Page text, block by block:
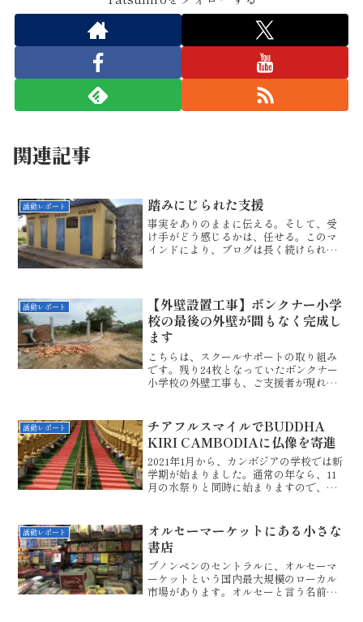
関連記事
活動レポート 踏みにじられた支援
事実をありのままに伝える。そして、受
け手がどう感じるかは、任せる。このマ
インドにより、ブログは長く続けられま
できたトイレの記念碑に貼...
活動レポート
【外壁設置工事】ボンクナー小学
校の最後の外壁が間もなく完成し
ます
こちらは、スクールサポートの取り組み
です。残り24枚となっていたボンクナー
小学校の外壁工事も、ご支援者が現れ、
連日ブロック塀を手作業で積み上げてい
ます。なぜ、外壁が必要...
活動レポート
チアフルスマイルでBUDDHA
KIRI CAMBODIAに仏像を寄進
2021年1月から、カンボジアの学校では新
学期が始まりました。通常の年なら、11
月の水祭りと同時に始まりますので、約2
教育省の指導の下、新型コロナウィルス
への対策、マス...
活動レポート
オルセーマーケットにある小さな
書店
プノンペンのセントラルに、オルセーマ
ーケットという国内最大規模のローカル
市場があります。オルセーと言う名前か